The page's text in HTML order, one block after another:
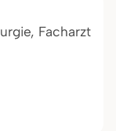
Facharzt